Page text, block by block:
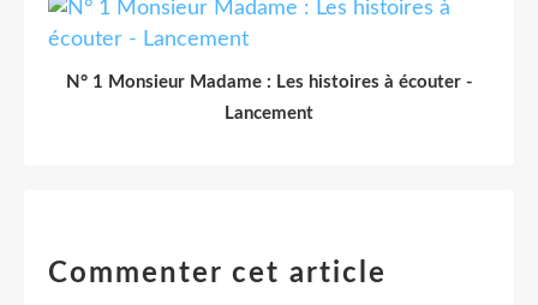
N° 1 Monsieur Madame : Les histoires à écouter -
Lancement
Commenter cet article